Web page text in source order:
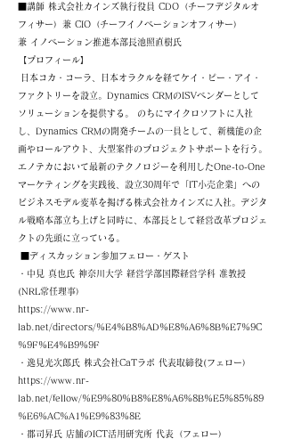
■講師 株式会社カインズ執行役員 CDO（チーフデジタルオ
フィサー）兼 CIO（チーフイノベーションオフィサー）
兼 イノベーション推進本部長池照直樹氏
【プロフィール】
日本コカ・コーラ、日本オラクルを経てケイ・ピー・アイ・
ファクトリーを設立。Dynamics CRMのISVベンダーとして
ソリューションを提供する。 のちにマイクロソフトに入社
し、Dynamics CRMの開発チームの一員として、新機能の企
画やロールアウト、大型案件のプロジェクトサポートを行う。
エノテカにおいて最新のテクノロジーを利用したOne-to-One
マーケティングを実践後、設立30周年で「IT小売企業」への
ビジネスモデル変革を掲げる株式会社カインズに入社。デジタ
ル戦略本部立ち上げと同時に、本部長として経営改革プロジェ
クトの先頭に立っている。
■ディスカッション参加フェロー・ゲスト
・中見 真也氏 神奈川大学 経営学部国際経営学科 准教授
(NRL常任理事）
https://www.nr-
lab.net/directors/%E4%B8%AD%E8%A6%8B%E7%9C
%9F%E4%B9%9F
・逸見光次郎氏 株式会社CaTラボ 代表取締役(フェロー）
https://www.nr-
lab.net/fellow/%E9%80%B8%E8%A6%8B%E5%85%89
%E6%AC%A1%E9%83%8E
・郡司昇氏 店舗のICT活用研究所 代表（フェロー）